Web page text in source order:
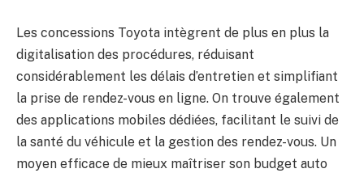
Les concessions Toyota intègrent de plus en plus la
digitalisation des procédures, réduisant
considérablement les délais d’entretien et simplifiant
la prise de rendez-vous en ligne. On trouve également
des applications mobiles dédiées, facilitant le suivi de
la santé du véhicule et la gestion des rendez-vous. Un
moyen efficace de mieux maîtriser son budget auto